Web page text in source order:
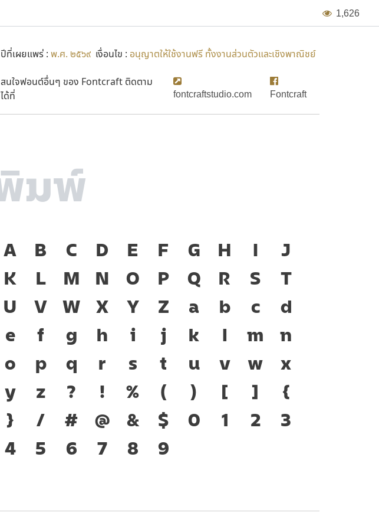
1,626
ปีที่เผยแพร่ : พ.ศ. ๒๕๖๙ เงื่อนไข : อนุญาตให้ใช้งานฟรี ทั้งงานส่วนตัวและเชิงพาณิชย์
สนใจฟอนต์อื่นๆ ของ Fontcraft ติดตาม
ได้ที่
fontcraftstudio.com Fontcraft
A B C D E F G H I
J
K
L M N O P Q R S
T
U
V W X Y Z a b c
d
e
f g h i j k l m
n
o
p q r s t u v w
x
y
z ? ! % ( ) [ ]
{
}
/ # @ & $ 0 1 2
3
4
5 6 7 8 9
ภาษา คือ เครื่องมือสำคัญที่ทำให้ความ
เป็นชาติดำรงอยู่ได้ ภาษา คือ สะพาน
เชื่อมตัวตนของชนชาติ จากอดีตสู่
ปัจจุบัน ตัวพิมพ์ คือ เครื่องมือสำคัญที่
ทำให้ภาษาดำรงอยู่ได้ แบบตัวพิมพ์ที่
พัฒนาทันกระแสการเปลี่ยนแปลง คือ
โครงสร้างแกร่งของสะพานที่เชื่อมตัวตน
ของชาติ จากปัจจุบันสู่อนาคต